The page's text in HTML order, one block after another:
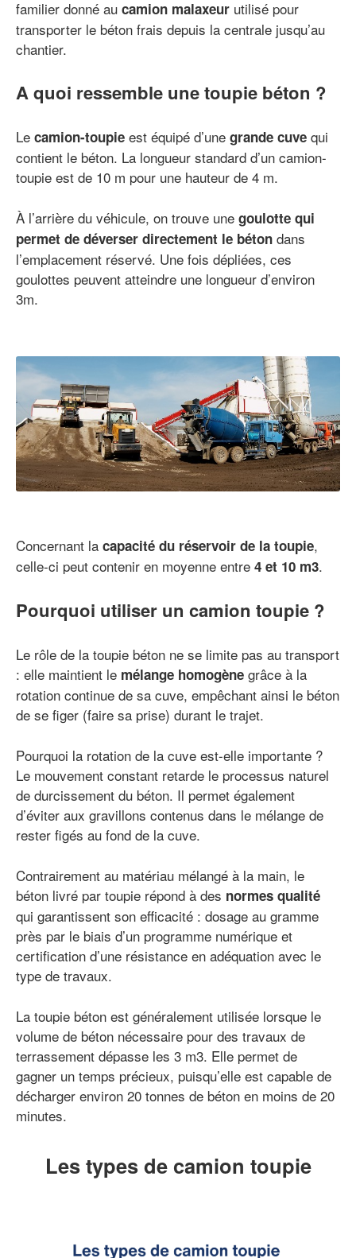
familier donné au camion malaxeur utilisé pour
transporter le béton frais depuis la centrale jusqu’au
chantier.
A quoi ressemble une toupie béton ?
Le camion-toupie est équipé d’une grande cuve qui
contient le béton. La longueur standard d’un camion-
toupie est de 10 m pour une hauteur de 4 m.
À l’arrière du véhicule, on trouve une goulotte qui
permet de déverser directement le béton dans
l’emplacement réservé. Une fois dépliées, ces
goulottes peuvent atteindre une longueur d’environ
3m.
Concernant la capacité du réservoir de la toupie,
celle-ci peut contenir en moyenne entre 4 et 10 m3.
Pourquoi utiliser un camion toupie ?
Le rôle de la toupie béton ne se limite pas au transport
: elle maintient le mélange homogène grâce à la
rotation continue de sa cuve, empêchant ainsi le béton
de se figer (faire sa prise) durant le trajet.
Pourquoi la rotation de la cuve est-elle importante ?
Le mouvement constant retarde le processus naturel
de durcissement du béton. Il permet également
d’éviter aux gravillons contenus dans le mélange de
rester figés au fond de la cuve.
Contrairement au matériau mélangé à la main, le
béton livré par toupie répond à des normes qualité
qui garantissent son efficacité : dosage au gramme
près par le biais d’un programme numérique et
certification d’une résistance en adéquation avec le
type de travaux.
La toupie béton est généralement utilisée lorsque le
volume de béton nécessaire pour des travaux de
terrassement dépasse les 3 m3. Elle permet de
gagner un temps précieux, puisqu’elle est capable de
décharger environ 20 tonnes de béton en moins de 20
minutes.
Les types de camion toupie